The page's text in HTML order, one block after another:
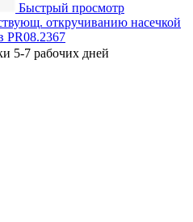
Быстрый просмотр
откручиванию насечкой
PR08.2367
5-7 рабочих дней